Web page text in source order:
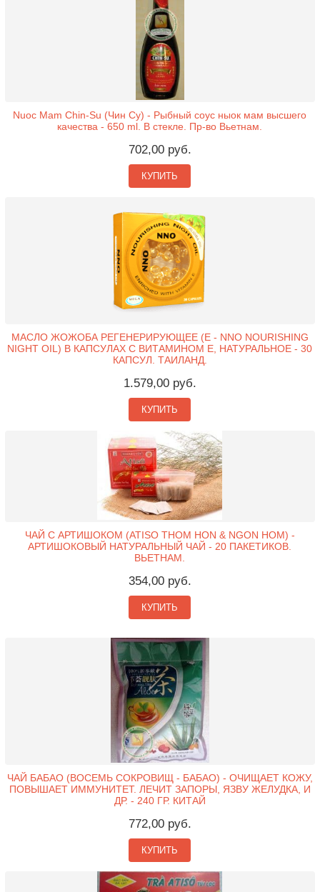
Nuoc Mam Chin-Su (Чин Су) - Рыбный соус ныок мам высшего
качества - 650 ml. В стекле. Пр-во Вьетнам.
702,00 руб.
КУПИТЬ
МАСЛО ЖОЖОБА РЕГЕНЕРИРУЮЩЕЕ (Е - NNO NOURISHING
NIGHT OIL) В КАПСУЛАХ С ВИТАМИНОМ Е, НАТУРАЛЬНОЕ - 30
КАПСУЛ. ТАИЛАНД.
1.579,00 руб.
КУПИТЬ
ЧАЙ С АРТИШОКОМ (ATISO THOM HON & NGON HOM) -
АРТИШОКОВЫЙ НАТУРАЛЬНЫЙ ЧАЙ - 20 ПАКЕТИКОВ.
ВЬЕТНАМ.
354,00 руб.
КУПИТЬ
ЧАЙ БАБАО (ВОСЕМЬ СОКРОВИЩ - БАБАО) - ОЧИЩАЕТ КОЖУ,
ПОВЫШАЕТ ИММУНИТЕТ. ЛЕЧИТ ЗАПОРЫ, ЯЗВУ ЖЕЛУДКА, И
ДР. - 240 ГР. КИТАЙ
772,00 руб.
КУПИТЬ